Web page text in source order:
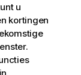
u
kortingen